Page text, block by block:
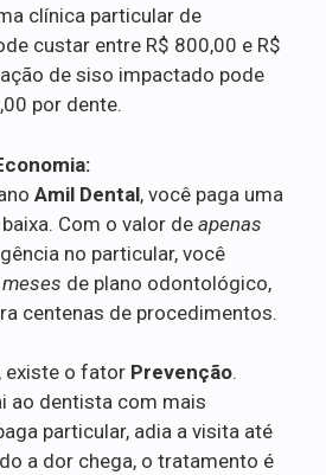
clínica particular de
custar entre R$ 800,00 e R$
de siso impactado pode
por dente.
Amil Dental, você paga uma
Com o valor de apenas
no particular, você
meses de plano odontológico,
centenas de procedimentos.
existe o fator Prevenção.
ao dentista com mais
particular, adia a visita até
a dor chega, o tratamento é